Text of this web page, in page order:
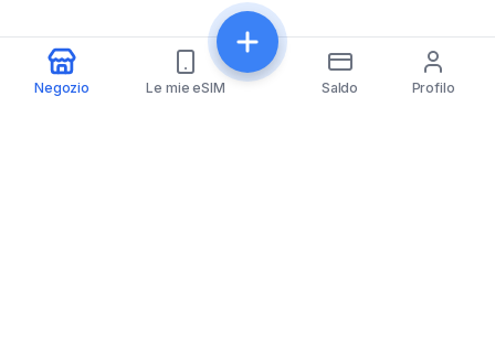
Negozio Le mie eSIM Saldo Profilo